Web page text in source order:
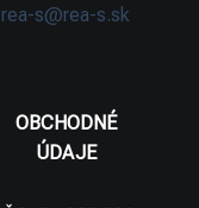
rea-s@rea-s.sk
OBCHODNÉ
ÚDAJE